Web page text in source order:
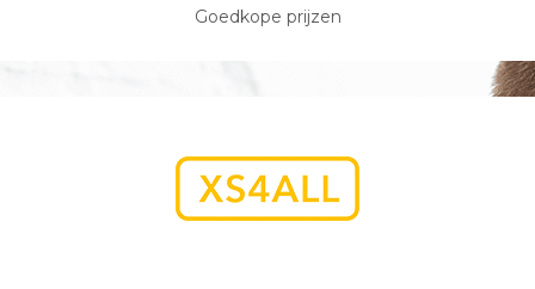
Goedkope prijzen